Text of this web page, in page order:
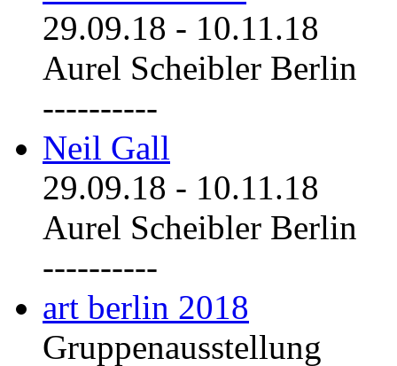
29.09.18 - 10.11.18
Aurel Scheibler Berlin
----------
Neil Gall
29.09.18 - 10.11.18
Aurel Scheibler Berlin
----------
art berlin 2018
Gruppenausstellung